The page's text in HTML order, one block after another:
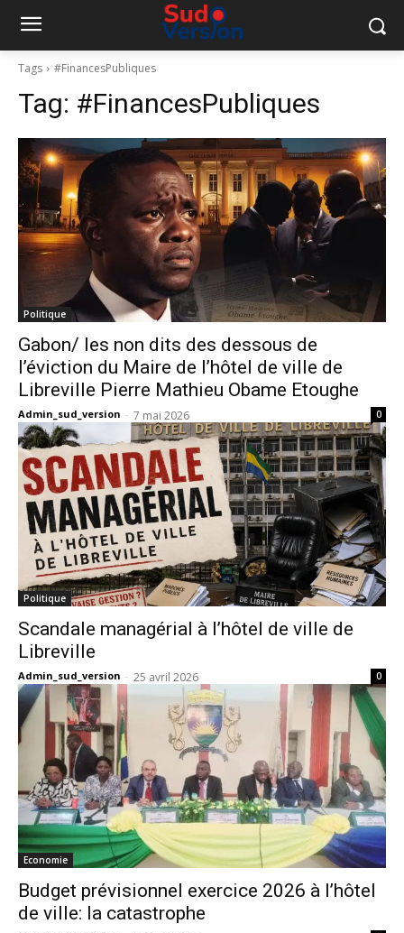
Tags #FinancesPubliques
Tag: #FinancesPubliques
Politique
Gabon/ les non dits des dessous de
l’éviction du Maire de l’hôtel de ville de
Libreville Pierre Mathieu Obame Etoughe
Admin_sud_version - 7 mai 2026 0
Politique
Scandale managérial à l’hôtel de ville de
Libreville
Admin_sud_version - 25 avril 2026 0
Economie
Budget prévisionnel exercice 2026 à l’hôtel
de ville: la catastrophe